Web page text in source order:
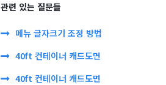
관련 있는 질문들
메뉴 글자크기 조정 방법
40ft 컨테이너 캐드도면
40ft 컨테이너 캐드도면